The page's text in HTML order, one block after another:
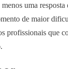
uma
de maior
profissionais que